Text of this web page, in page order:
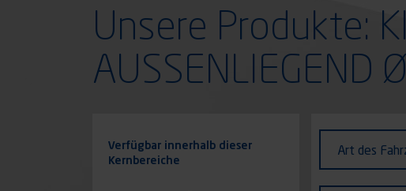
Unsere Produkte:
AUSSENLIEGEND
des
Fahrzeugs
Art des
Verfügbar innerhalb dieser
Kernbereiche